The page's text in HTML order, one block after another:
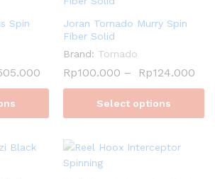
Spin
Joran Tornado Murry Spin
Fiber Solid
Brand: Tornado
Rp100.000 – Rp124.000
Select options